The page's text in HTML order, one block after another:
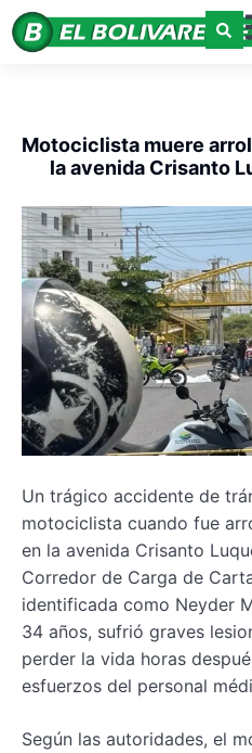
Motociclista muere
la avenida Crisanto
Un trágico accidente de
motociclista cuando fue
en la avenida Crisanto
Corredor de Carga de
identificada como Neyder
34 años, sufrió graves
perder la vida horas
esfuerzos del personal
Según las autoridades, el